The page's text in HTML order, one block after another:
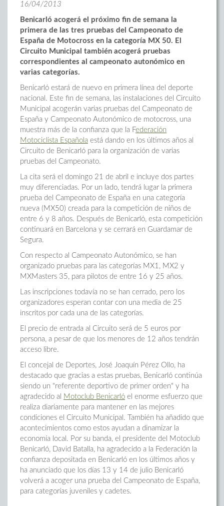
16/04/2013
Benicarló acogerá el próximo fin de semana la
primera de las tres pruebas del Campeonato de
España de Motocross en la categoría MX 50. El
Circuito Municipal también acogerá pruebas
correspondientes al campeonato autonómico en
varias categorías.
Benicarló estará de nuevo en primera línea del deporte
nacional. Este fin de semana, las instalaciones del Circuito
Municipal acogerán varias pruebas del Campeonato de
España y Campeonato Autonómico de motocross, una
muestra más de la confianza que la Federación
Motociclista Española está dando en los últimos años al
Circuito de Benicarló para la organización de varias
pruebas del Campeonato.
La cita será el domingo 21 de abril e incluye dos partes
muy diferenciadas. Por un lado, tendrá lugar la primera
prueba del Campeonato de España en una categoría
nueva (MX50) creada para la competición de niños de
entre 6 y 8 años. Después de Benicarló, esta competición
continuará en Barcelona y se cerrará en Guardamar de
Segura.
Con respecto al Campeonato Autonómico, se han
organizado pruebas para las categorías MX1, MX2 y
MXMasters 35, para pilotos de entre 16 y 25 años.
Las inscripciones todavía no se han cerrado, pero los
organizadores esperan contar con una media de 25
inscritos por cada una de las categorías.
El precio de entrada al Circuito será de 5 euros por
persona, a pesar de que los menores de 12 años tendrán
acceso libre.
El concejal de Deportes, José Joaquín Pérez Ollo, ha
destacado que gracias a estas pruebas, Benicarló continúa
siendo un "referente deportivo de primer orden" y ha
agradecido al
Motoclub Benicarló el enorme esfuerzo que
realiza diariamente para mantener en las mejores
condiciones el Circuito Municipal. También ha añadido que
acontecimientos como estos ayudan a dinamizar la
economía local. Por su banda, el presidente del Motoclub
Benicarló, David Batalla, ha agradecido a la Federación la
confianza depositada en Benicarló en los últimos años y
ha anunciado que los días 13 y 14 de julio Benicarló
volverá a acoger una prueba del Campeonato de España,
para categorías juveniles y cadetes.